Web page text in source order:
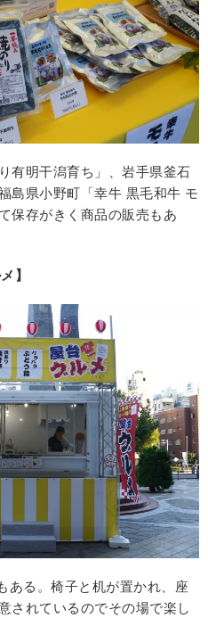
有明干潟育ち」、岩手県釜石
島県小野町「幸牛 黒毛和牛 モ
保存がきく商品の販売もあ
】
ある。椅子と机が置かれ、座
されているのでその場で楽し